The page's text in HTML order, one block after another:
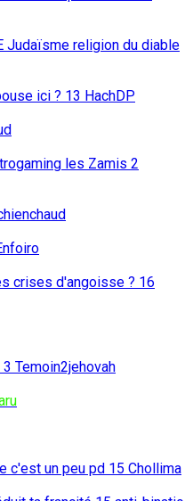
Judaïsme religion du diable
ici ? 13 HachDP
les Zamis 2
crises d'angoisse ? 16
3 Temoin2jehovah
c'est un peu pd 15 Chollima